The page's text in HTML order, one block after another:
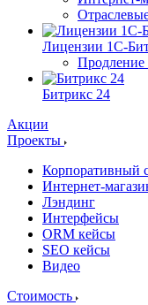
Лицензии 1С-
Продление
Битрикс 24
Акции
Проекты
Корпоративный
Интернет-
Лэндинг
Интерфейсы
ORM кейсы
SEO кейсы
Видео
Стоимость